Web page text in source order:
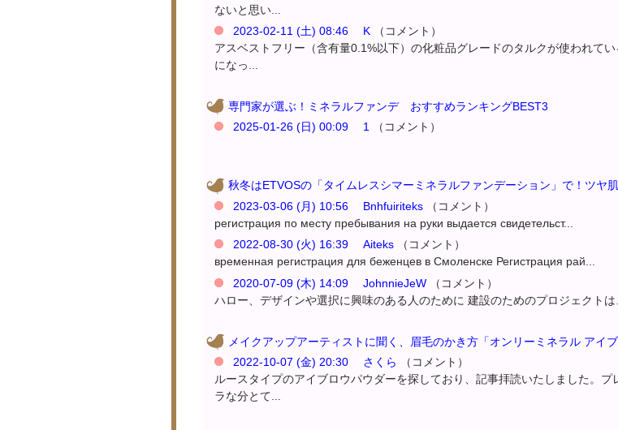
ないと思い...
2023-02-11 (土) 08:46 K （コメント）
アスベストフリー（含有量0.1%以下）の化粧品グレードのタルクが使われて
になっ...
専門家が選ぶ！ミネラルファンデ おすすめランキングBEST3
2025-01-26 (日) 00:09 1 （コメント）
秋冬はETVOSの「タイムレスシマーミネラルファンデーション」で！ツヤ
2023-03-06 (月) 10:56 Bnhfuiriteks （コメント）
регистрация по месту пребывания на руки выдается свидетельст...
2022-08-30 (火) 16:39 Aiteks （コメント）
временная регистрация для беженцев в Смоленске Регистрация рай...
2020-07-09 (木) 14:09 JohnnieJeW （コメント）
ハロー、デザインや選択に興味のある人のために 建設のためのプロジェクト
メイクアップアーティストに聞く、眉毛のかき方「オンリーミネラル アイブ
2022-10-07 (金) 20:30 さくら
（コメント）
ルースタイプのアイブロウパウダーを探しており、記事拝読いたしました。
ラな分とて...